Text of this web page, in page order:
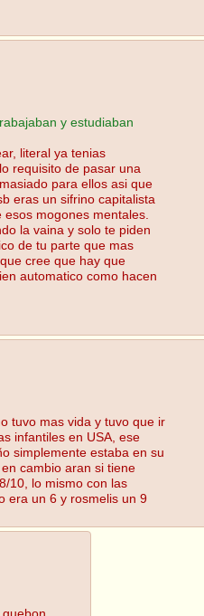
y estudiaban
literal ya tenias
requisito de pasar una
para ellos asi que
eras un sifrino capitalista
mogones mentales.
la vaina y solo te piden
de tu parte que mas
cree que hay que
automatico como hacen
tuvo mas vida y tuvo que ir
infantiles en USA, ese
simplemente estaba en su
cambio aran si tiene
10, lo mismo con las
era un 6 y rosmelis un 9